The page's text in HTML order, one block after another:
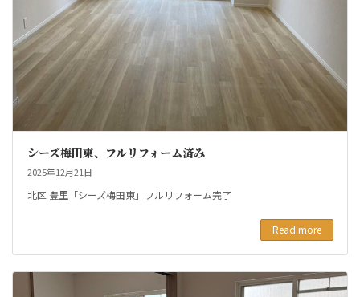
シーズ梅田東、フルリフォーム済み
2025年12月21日
北区 豊里「シーズ梅田東」フルリフォーム完了
Read more